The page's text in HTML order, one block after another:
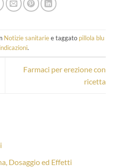
Notizie sanitariee taggato pillola blu
.
Farmaci per erezione con
ricetta
Dosaggio ed Effetti